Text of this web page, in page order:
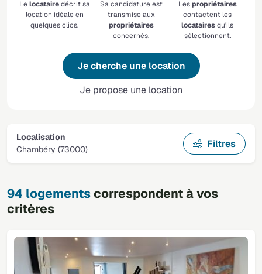
Lelocatairedécrit sa
location idéale en
quelques clics.
Sa candidature est
transmise aux
propriétaires
concernés.
Lespropriétaires
contactent les
locatairesqu'ils
sélectionnent.
Je cherche une location
Je propose une location
Localisation
Chambéry (73000)
Filtres
94 logementscorrespondent à vos
critères